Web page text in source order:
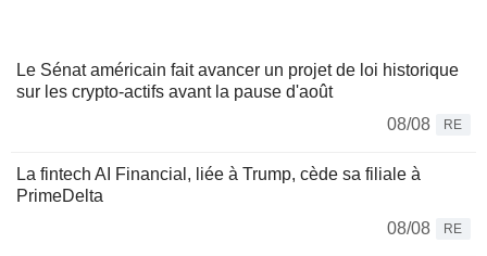
Le Sénat américain fait avancer un projet de loi historique
sur les crypto-actifs avant la pause d'août
08/08
RE
La fintech AI Financial, liée à Trump, cède sa filiale à
PrimeDelta
08/08
RE